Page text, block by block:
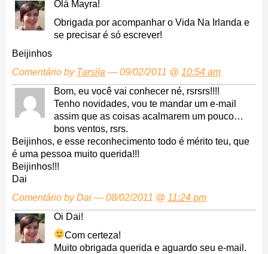
Olá Mayra!
Obrigada por acompanhar o Vida Na Irlanda e
se precisar é só escrever!
Beijinhos
Comentário by Tarsila — 09/02/2011 @ 10:54 am
Bom, eu você vai conhecer né, rsrsrs!!!!
Tenho novidades, vou te mandar um e-mail
assim que as coisas acalmarem um pouco…
bons ventos, rsrs.
Beijinhos, e esse reconhecimento todo é mérito teu, que
é uma pessoa muito querida!!!
Beijinhos!!!
Dai
Comentário by Dai — 08/02/2011 @ 11:24 pm
Oi Dai!
Com certeza!
Muito obrigada querida e aguardo seu e-mail.